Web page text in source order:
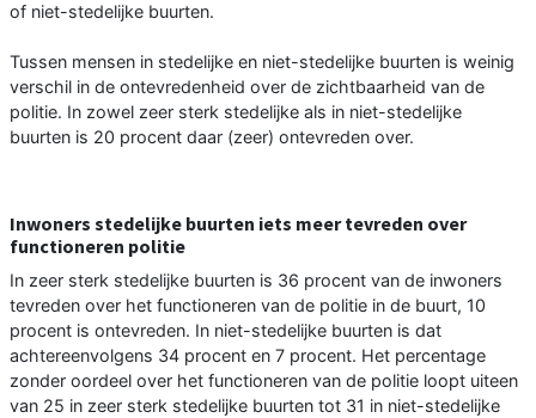
of niet-stedelijke buurten.
Tussen mensen in stedelijke en niet-stedelijke buurten is weinig
verschil in de ontevredenheid over de zichtbaarheid van de
politie. In zowel zeer sterk stedelijke als in niet-stedelijke
buurten is 20 procent daar (zeer) ontevreden over.
Inwoners stedelijke buurten iets meer tevreden over
functioneren politie
In zeer sterk stedelijke buurten is 36 procent van de inwoners
tevreden over het functioneren van de politie in de buurt, 10
procent is ontevreden. In niet-stedelijke buurten is dat
achtereenvolgens 34 procent en 7 procent. Het percentage
zonder oordeel over het functioneren van de politie loopt uiteen
van 25 in zeer sterk stedelijke buurten tot 31 in niet-stedelijke